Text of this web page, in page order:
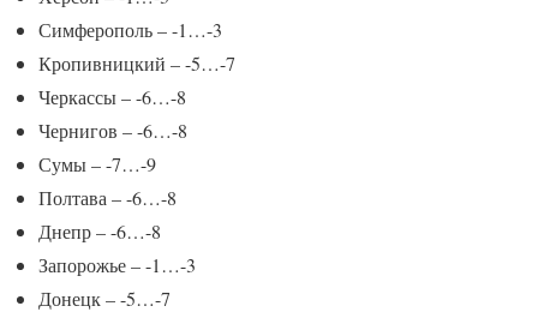
Симферополь – -1…-3
Кропивницкий – -5…-7
Черкассы – -6…-8
Чернигов – -6…-8
Сумы – -7…-9
Полтава – -6…-8
Днепр – -6…-8
Запорожье – -1…-3
Донецк – -5…-7